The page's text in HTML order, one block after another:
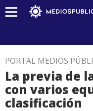
PORTAL MEDIOS
La previa de
con varios
clasificación